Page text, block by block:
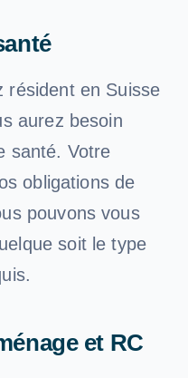
résident en Suisse
aurez besoin
santé. Votre
obligations de
pouvons vous
soit le type
et RC